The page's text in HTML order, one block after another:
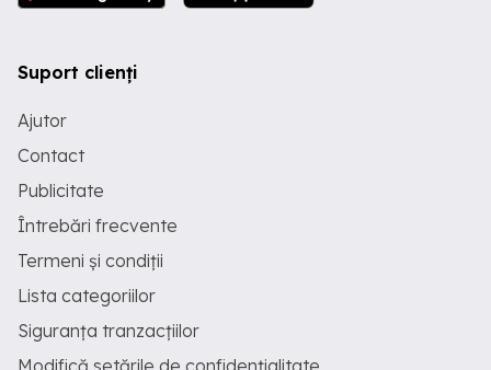
Suport clienți
Ajutor
Contact
Publicitate
Întrebări frecvente
Termeni și condiții
Lista categoriilor
Siguranța tranzacțiilor
Modifică setările de confidențialitate